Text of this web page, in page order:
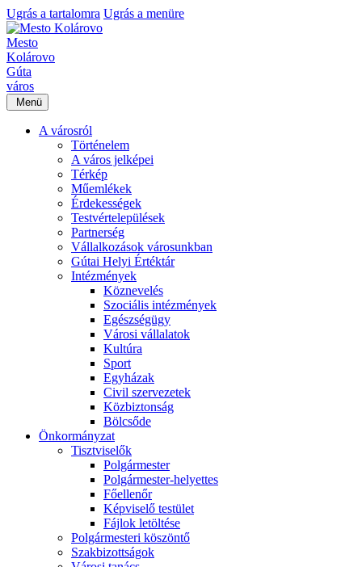
Ugrás a tartalomra Ugrás a menüre
Mesto
Kolárovo
Gúta
város
Menü
A városról
Történelem
A város jelképei
Térkép
Műemlékek
Érdekességek
Testvértelepülések
Partnerség
Vállalkozások városunkban
Gútai Helyi Értéktár
Intézmények
Köznevelés
Szociális intézmények
Egészségügy
Városi vállalatok
Kultúra
Sport
Egyházak
Civil szervezetek
Közbiztonság
Bölcsőde
Önkormányzat
Tisztviselők
Polgármester
Polgármester-helyettes
Főellenőr
Képviselő testület
Fájlok letöltése
Polgármesteri köszöntő
Szakbizottságok